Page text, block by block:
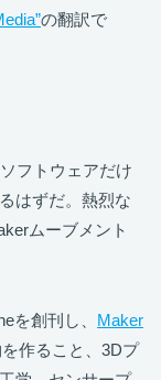
の翻訳で
フトウェアだけ
はずだ。熱烈な
ムーブメント
を創刊し、 Maker
作ること、3Dプ